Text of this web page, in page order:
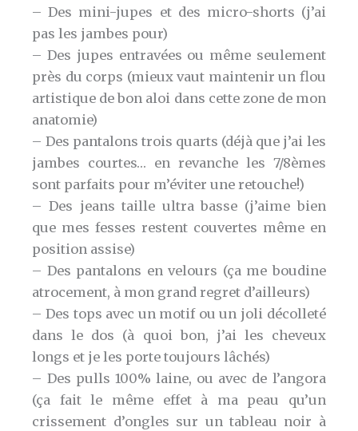
– Des mini-jupes et des micro-shorts (j’ai
pas les jambes pour)
– Des jupes entravées ou même seulement
près du corps (mieux vaut maintenir un flou
artistique de bon aloi dans cette zone de mon
anatomie)
– Des pantalons trois quarts (déjà que j’ai les
jambes courtes… en revanche les 7/8èmes
sont parfaits pour m’éviter une retouche!)
– Des jeans taille ultra basse (j’aime bien
que mes fesses restent couvertes même en
position assise)
– Des pantalons en velours (ça me boudine
atrocement, à mon grand regret d’ailleurs)
– Des tops avec un motif ou un joli décolleté
dans le dos (à quoi bon, j’ai les cheveux
longs et je les porte toujours lâchés)
– Des pulls 100% laine, ou avec de l’angora
(ça fait le même effet à ma peau qu’un
crissement d’ongles sur un tableau noir à